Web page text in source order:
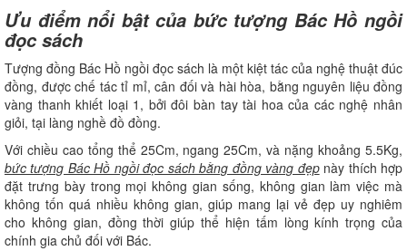
Ưu điểm nổi bật của bức tượng Bác Hồ ngồi
đọc sách
Tượng đồng Bác Hồ ngồi đọc sách là một kiệt tác của nghệ thuật đúc
đồng, được chế tác tỉ mỉ, cân đối và hài hòa, bằng nguyên liệu đồng
vàng thanh khiết loại 1, bởi đôi bàn tay tài hoa của các nghệ nhân
giỏi, tại làng nghề đồ đồng.
Với chiều cao tổng thể 25Cm, ngang 25Cm, và nặng khoảng 5.5Kg,
bức tượng Bác Hồ ngồi đọc sách bằng đồng vàng đẹpnày thích hợp
đặt trưng bày trong mọi không gian sống, không gian làm việc mà
không tốn quá nhiều không gian, giúp mang lại vẻ đẹp uy nghiêm
cho không gian, đồng thời giúp thể hiện tấm lòng kính trọng của
chính gia chủ đối với Bác.